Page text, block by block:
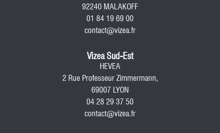
92240 MALAKOFF
01 84 19 69 00
contact@vizea.fr
Vizea Sud-Est
HEVEA
2 Rue Professeur Zimmermann,
69007 LYON
04 28 29 37 50
contact@vizea.fr